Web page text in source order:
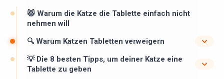
😾 Warum die Katze die Tablette einfach nicht
nehmen will
🔍 Warum Katzen Tabletten verweigern
💡 Die 8 besten Tipps, um deiner Katze eine
Tablette zu geben